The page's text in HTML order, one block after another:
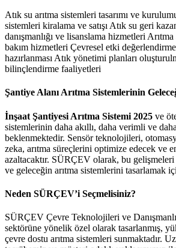
Atık su arıtma sistemleri tasarımı ve
sistemleri kiralama ve satışı Atık su geri
danışmanlığı ve lisanslama hizmetleri
bakım hizmetleri Çevresel etki
hazırlanması Atık yönetimi planları
bilinçlendirme faaliyetleri
Şantiye Alanı Arıtma Sistemlerinin
İnşaat Şantiyesi Arıtma Sistemi 2025 ve
sistemlerinin daha akıllı, daha verimli ve
beklenmektedir. Sensör teknolojileri,
zeka, arıtma süreçlerini optimize edecek ve
azaltacaktır. SÜRÇEV olarak, bu
ve geleceğin arıtma sistemlerini tasarlamak
Neden SÜRÇEV’i Seçmelisiniz?
SÜRÇEV Çevre Teknolojileri ve
sektörüne yönelik özel olarak tasarlanmış,
çevre dostu arıtma sistemleri sunmaktadır.